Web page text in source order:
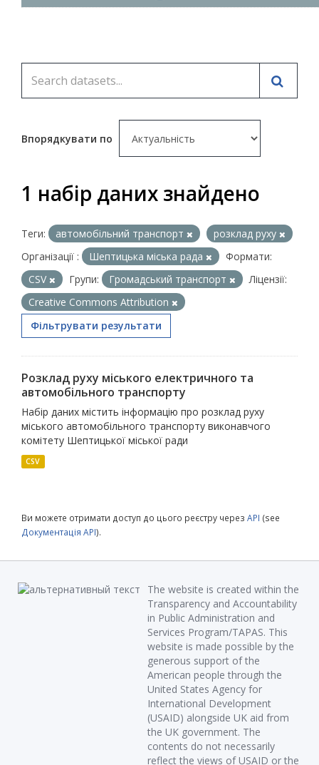
Впорядкувати по
1 набір даних знайдено
Теги: автомобільний транспорт
розклад руху
Організації :
Шептицька міська рада
Формати:
CSV
Групи: Громадський транспорт
Ліцензії:
Creative Commons Attribution
Фільтрувати результати
Розклад руху міського електричного та
автомобільного транспорту
Набір даних містить інформацію про розклад руху
міського автомобільного транспорту виконавчого
комітету Шептицької міської ради
CSV
Ви можете отримати доступ до цього реєстру через API (see
Документація API).
The website is created within the
Transparency and Accountability
in Public Administration and
Services Program/TAPAS. This
website is made possible by the
generous support of the
American people through the
United States Agency for
International Development
(USAID) alongside UK aid from
the UK government. The
contents do not necessarily
reflect the views of USAID or the